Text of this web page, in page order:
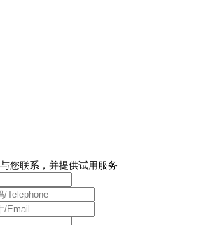
您联系，并提供试用服务